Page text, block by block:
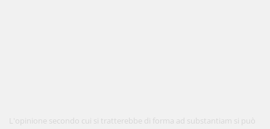
L'opinione secondo cui si tratterebbe di forma ad substantiam si può